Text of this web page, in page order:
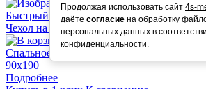
Быстрый просмотр
Чехол на матрас влагостойкий 90х190 1
В корзину
Спальное место см.
90х190
Подробнее
Продолжая использовать сайт 4s-
даёте согласие на обработку
персональных данных в
конфиденциальности.